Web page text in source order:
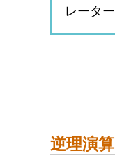
レータ
逆理演